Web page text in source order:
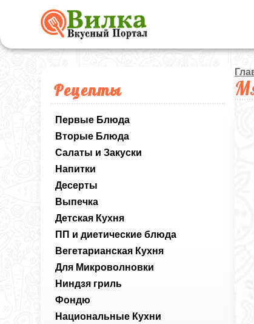
Рецепты
Первые Блюда
Вторые Блюда
Салаты и Закуски
Напитки
Десерты
Выпечка
Детская Кухня
ПП и диетические блюда
Вегетарианская Кухня
Для Микроволновки
Ниндзя гриль
Фондю
Национальные Кухни